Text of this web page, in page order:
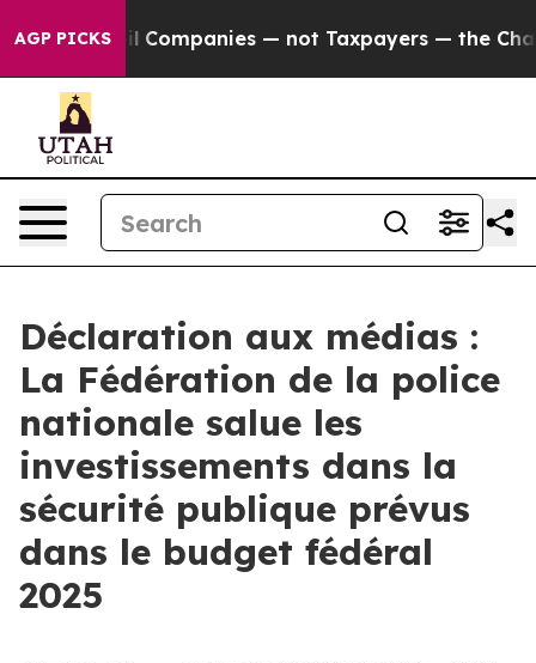
AGP PICKSoil Companies — not Taxpayers — the Chance
Déclaration aux médias :
La Fédération de la police
nationale salue les
investissements dans la
sécurité publique prévus
dans le budget fédéral
2025